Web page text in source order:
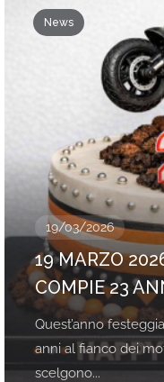
News
19/03/2026
19 MARZO
COMPIE 23
Quest’anno
anni al fianco dei
scelgono...